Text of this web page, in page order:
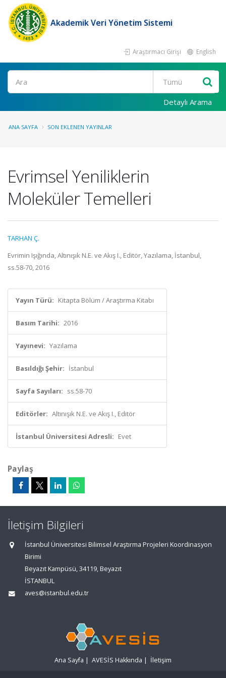
Akademik Veri Yönetim Sistemi
Araştırmacı Girişi English
Ara
Detaylı Arama
ANA SAYFA SON EKLENEN YAYINLAR
Evrimsel Yeniliklerin
Moleküler Temelleri
TARHAN Ç.
Evrimin Işığında, Altınışık N.E. ve Akış I., Editör, Yazılama, İstanbul,
ss.58-70, 2016
Yayın Türü: Kitapta Bölüm / Araştırma Kitabı
Basım Tarihi: 2016
Yayınevi: Yazılama
Basıldığı Şehir: İstanbul
Sayfa Sayıları: ss.58-70
Editörler: Altınışık N.E. ve Akış I., Editör
İstanbul Üniversitesi Adresli: Evet
Paylaş
İletişim Bilgileri
İstanbul Üniversitesi Bilimsel Araştırma Projeleri Koordinasyon
Birimi
Beyazıt Kampüsü, 34119, Beyazıt
İSTANBUL
aves@istanbul.edu.tr
Ana Sayfa | AVESİS Hakkında | İletişim